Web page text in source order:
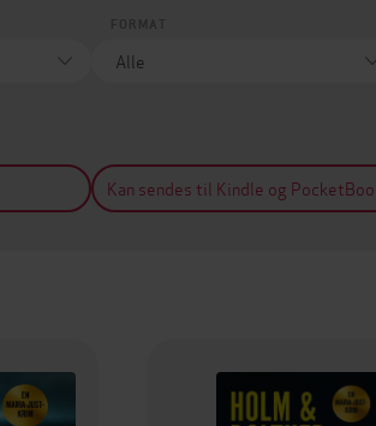
Kan sendes til Kindle og